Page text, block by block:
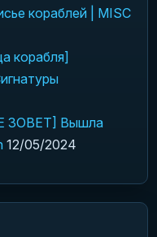
кораблей | MISC
корабля]
ЗОВЕТ] Вышла
12/05/2024